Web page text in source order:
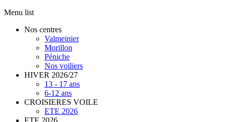
Menu list
Nos centres
Valmeinier
Morillon
Péniche
Nos voiliers
HIVER 2026/27
13 - 17 ans
6-12 ans
CROISIERES VOILE
ETE 2026
ETE 2026